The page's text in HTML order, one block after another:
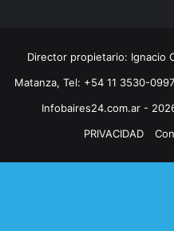
Director propietario: Ignacio
Matanza, Tel: +54 11 3530-
Infobaires24.com.ar -
PRIVACIDAD